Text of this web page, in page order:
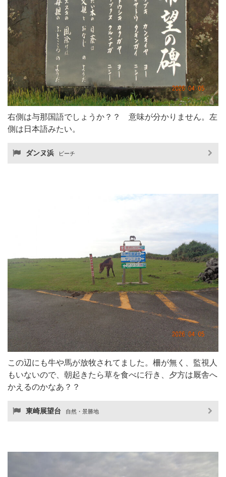
右側は与那国語でしょうか？？ 意味が分かりません。左
側は日本語みたい。
ダンヌ浜 ビーチ
この辺にも牛や馬が放牧されてました。柵が無く、監視人
もいないので、朝起きたら草を食べに行き、夕方は厩舎へ
かえるのかなあ？？
東崎展望台 自然・景勝地